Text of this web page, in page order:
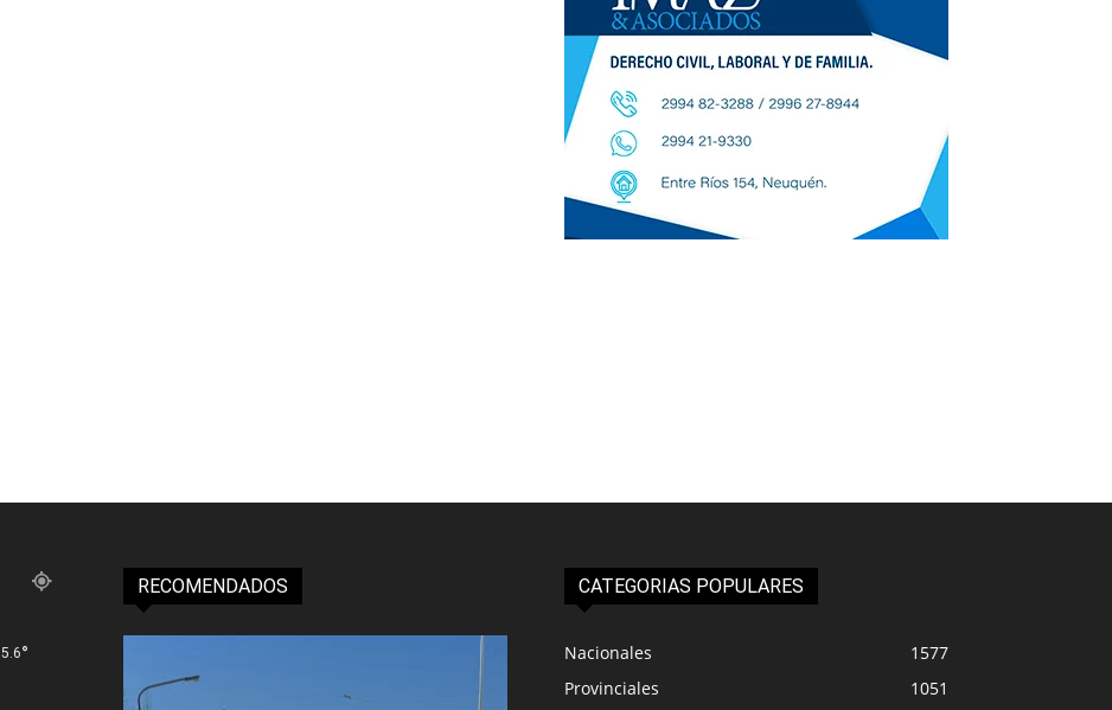
5.6°
RECOMENDADOS CATEGORIAS POPULARES
Nacionales
1577
Provinciales
1051